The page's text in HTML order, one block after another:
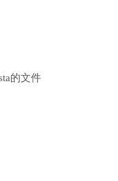
的文件